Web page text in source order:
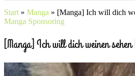
Start » Manga » [Manga] Ich will dich
Manga Sponsoring
[Manga] Ich will dich weinen